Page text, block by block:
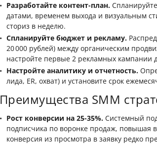
Разработайте контент-план.
датами, временем выхода и визуальным
сториз в неделю.
Спланируйте бюджет и рекламу.
20 000 рублей) между органическим
настройте первые 2 рекламных кампании
Настройте аналитику и отчетность.
лида, ER, охват) и установите срок
Преимущества SMM
Рост конверсии на 25-35%.Системный
подписчика по воронке продаж, повышая
конверсия из просмотра в заявку редко